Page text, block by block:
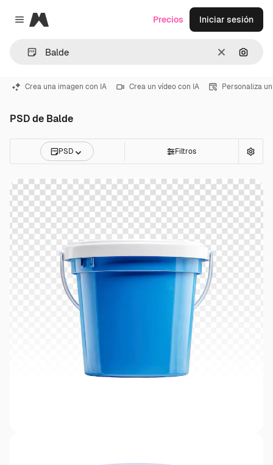
Close menu
Magnific
Borrar
Precios Iniciar sesión
Crea una imagen con IA Crea un vídeo con IA Personaliza
PSD de Balde
PSD Filtros